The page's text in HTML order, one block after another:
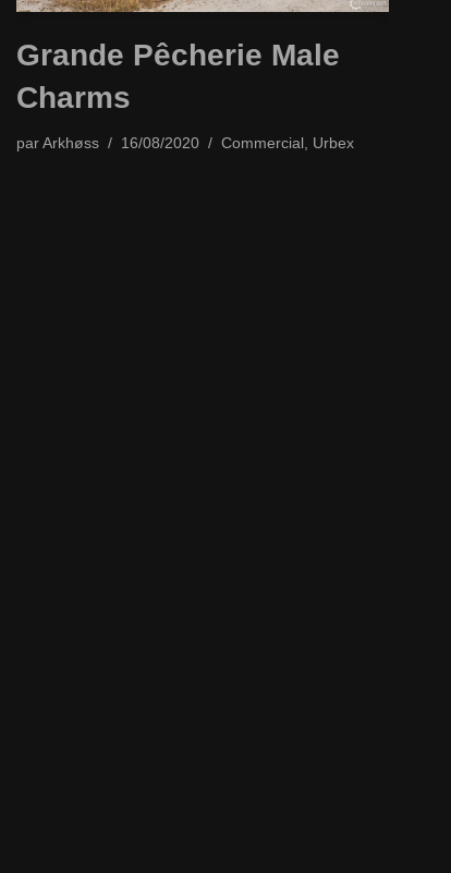
Grande Pêcherie Male
Charms
parArkhøss 16/08/2020 Commercial Urbex